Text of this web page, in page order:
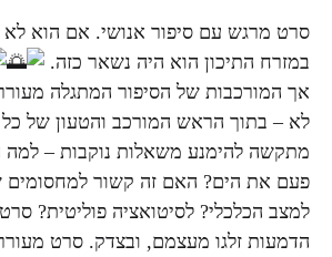
סרט מרגש עם סיפור אנושי. אם הוא
במזרח התיכון הוא היה נשאר כזה.
אך המורכבות של הסיפור המתגלה
לא – בתוך הראש המורכב והטעון של כל
מתקשה להימנע משאלות נוקבות –
פעם את הים? האם זה קשור למחסומים
למצב הכלכלי? לסיטואציה פוליטית?
הדמעות זלגו מעצמם, ובצדק. סרט